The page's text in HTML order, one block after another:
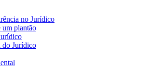
no Jurídico
um plantão
do Jurídico